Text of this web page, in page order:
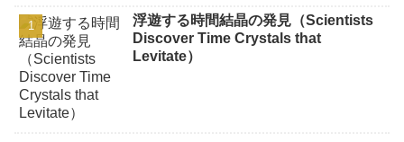
浮遊する時間結晶の発見（Scientists
Discover Time Crystals that
Levitate）